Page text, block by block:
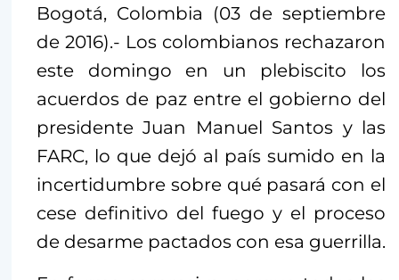
Bogotá, Colombia (03 de septiembre
de 2016).- Los colombianos rechazaron
este domingo en un plebiscito los
acuerdos de paz entre el gobierno del
presidente Juan Manuel Santos y las
FARC, lo que dejó al país sumido en la
incertidumbre sobre qué pasará con el
cese definitivo del fuego y el proceso
de desarme pactados con esa guerrilla.